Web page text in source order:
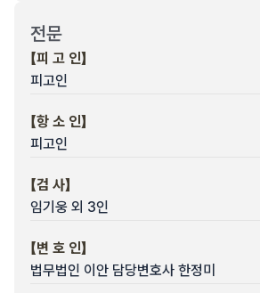
전문
【피 고 인】
피고인
【항 소 인】
피고인
【검 사】
임기웅 외 3인
【변 호 인】
법무법인 이안 담당변호사 한정미